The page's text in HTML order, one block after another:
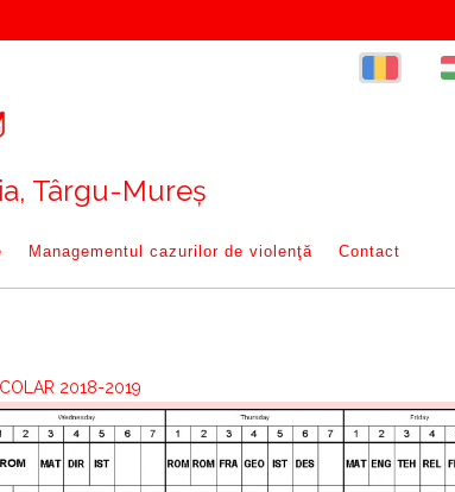
Târgu-Mureș
Managementul cazurilor de violenţă Contact
2018-2019